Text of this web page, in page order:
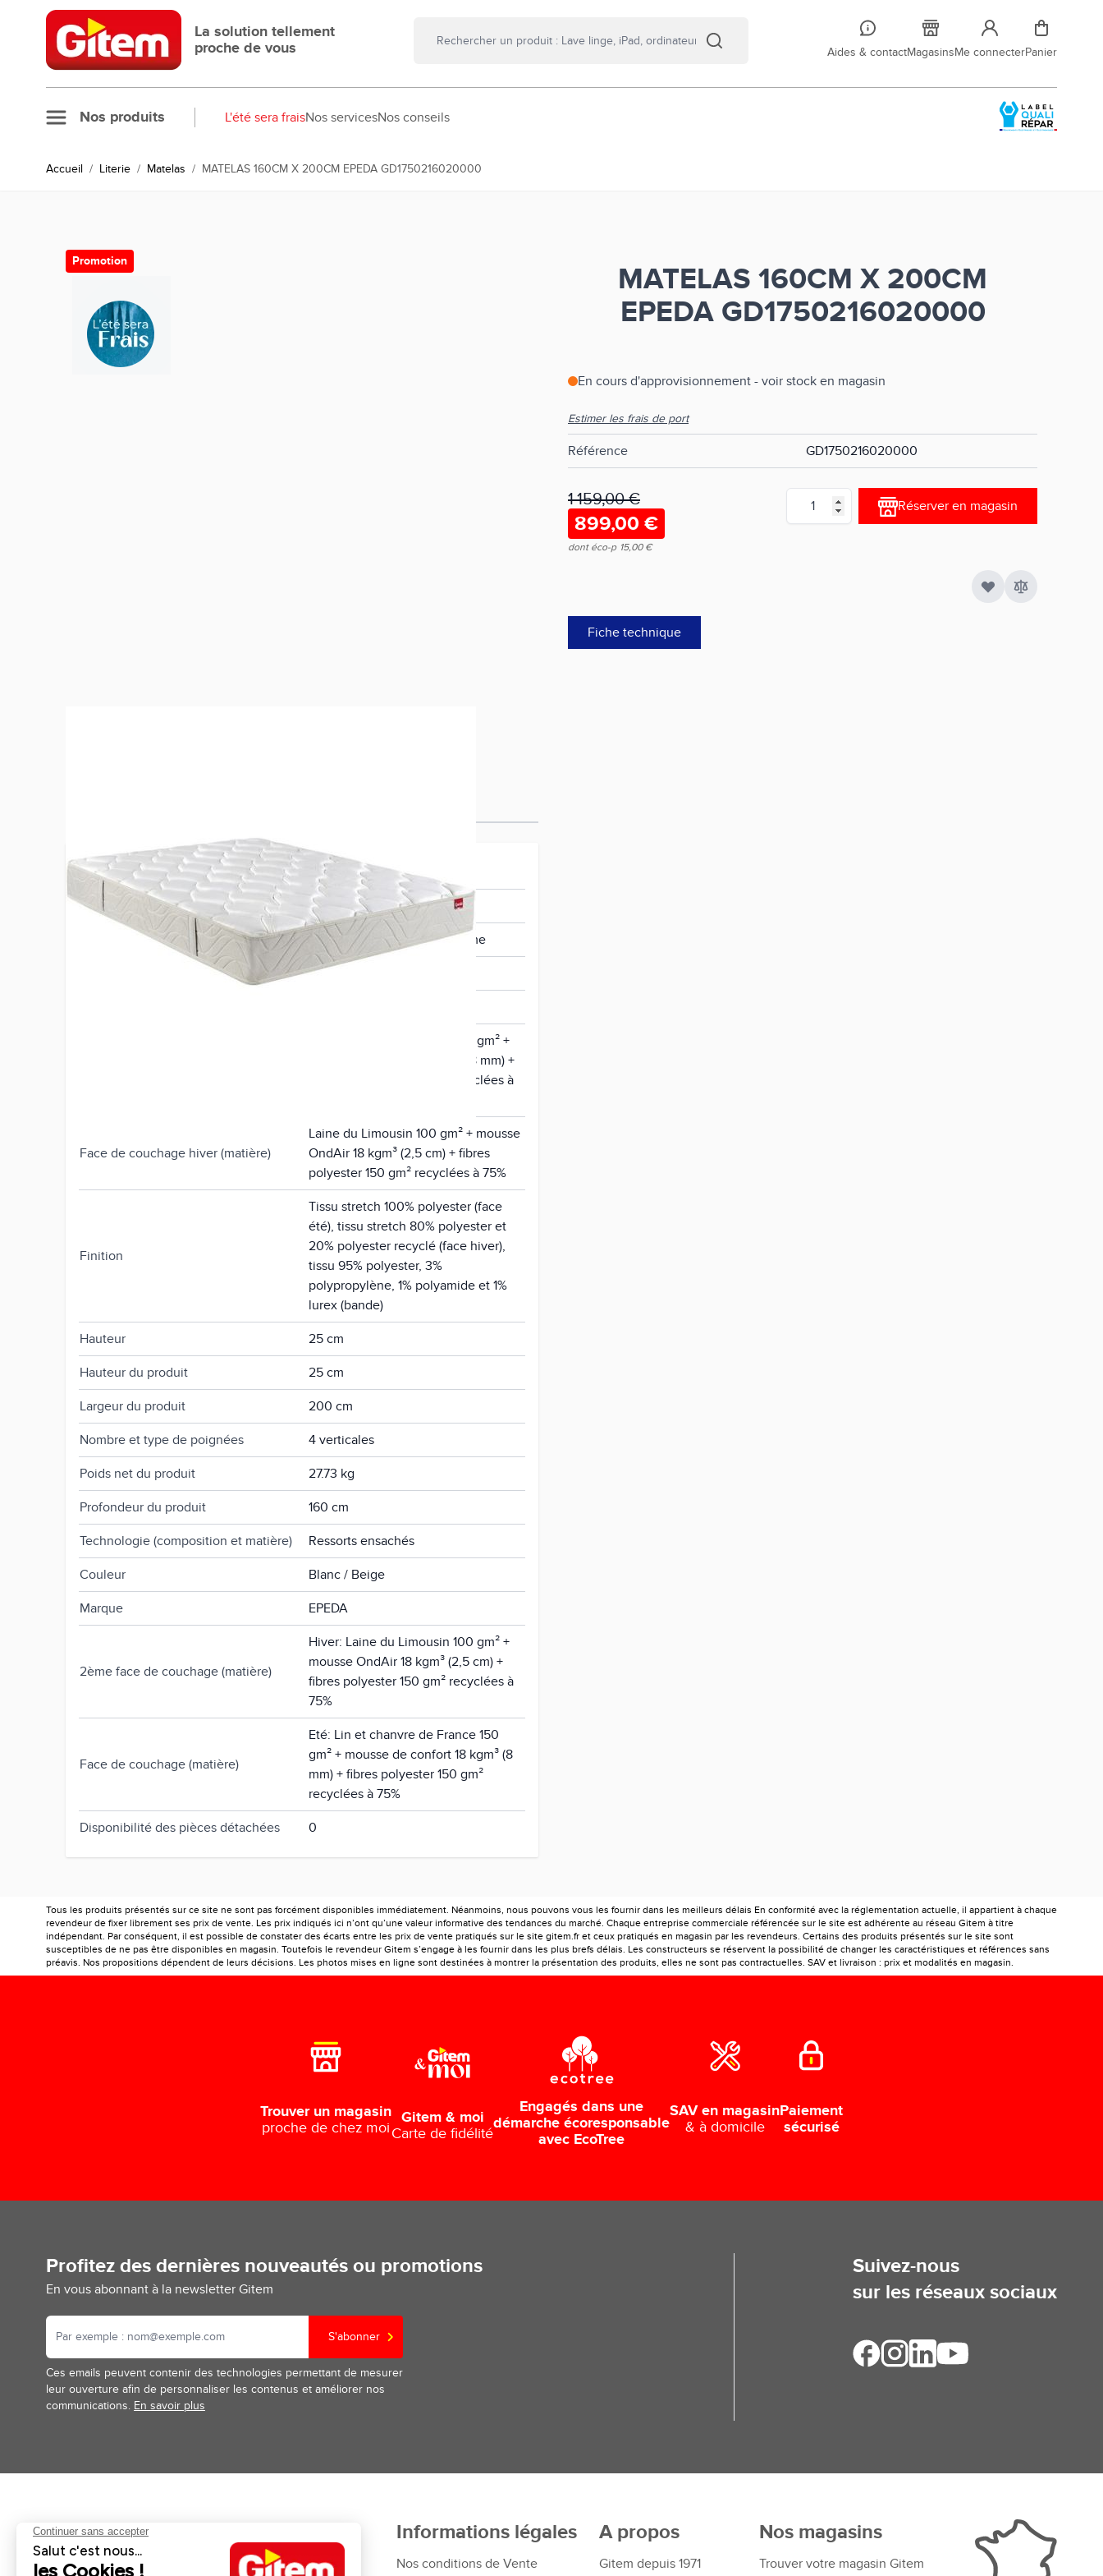
Allez au contenu
La solution tellement
proche de vous
Aides & contactMagasinsMe connecterPanier
Nos produits L'été sera fraisNos servicesNos conseils
Accueil / Literie / Matelas / MATELAS 160CM X 200CM EPEDA GD1750216020000
MATELAS 160CM X 200CM
EPEDA GD1750216020000
Promotion
En cours d'approvisionnement - voir stock en magasin
Estimer les frais de port
Référence GD1750216020000
1 159,00 €
899,00 €
dont éco-p 15,00 €
Quantité
Réserver en magasin
Fiche technique
Certification Oeko Tex Standard 100 Oui
Collection Origines atoll
Soutien ferme et accueil ferme
Dimensions du couchage 160 x 200 cm
Lin et chanvre de France 150 gm² +
mousse de confort 18 kgm³ (8 mm) +
fibres polyester 150 gm² recyclées à
Face de couchage hiver (matière)
Laine du Limousin 100 gm² + mousse
OndAir 18 kgm³ (2,5 cm) + fibres
polyester 150 gm² recyclées à 75%
Finition
Tissu stretch 100% polyester (face
été), tissu stretch 80% polyester et
20% polyester recyclé (face hiver),
tissu 95% polyester, 3%
polypropylène, 1% polyamide et 1%
lurex (bande)
Hauteur 25 cm
Hauteur du produit 25 cm
Largeur du produit 200 cm
Nombre et type de poignées 4 verticales
Poids net du produit 27.73 kg
Profondeur du produit 160 cm
Technologie (composition et matière) Ressorts ensachés
Couleur Blanc / Beige
Marque EPEDA
2ème face de couchage (matière)
Hiver: Laine du Limousin 100 gm² +
mousse OndAir 18 kgm³ (2,5 cm) +
fibres polyester 150 gm² recyclées à
75%
Face de couchage (matière)
Eté: Lin et chanvre de France 150
gm² + mousse de confort 18 kgm³ (8
mm) + fibres polyester 150 gm²
recyclées à 75%
Disponibilité des pièces détachées 0
Tous les produits présentés sur ce site ne sont pas forcément disponibles immédiatement. Néanmoins, nous pouvons vous les fournir dans les meilleurs délais En conformité avec la réglementation actuelle, il appartient à chaque
revendeur de fixer librement ses prix de vente. Les prix indiqués ici n’ont qu’une valeur informative des tendances du marché. Chaque entreprise commerciale référencée sur le site est adhérente au réseau Gitem à titre
indépendant. Par conséquent, il est possible de constater des écarts entre les prix de vente pratiqués sur le site gitem.fr et ceux pratiqués en magasin par les revendeurs. Certains des produits présentés sur le site sont
susceptibles de ne pas être disponibles en magasin. Toutefois le revendeur Gitem s’engage à les fournir dans les plus brefs délais. Les constructeurs se réservent la possibilité de changer les caractéristiques et références sans
préavis. Nos propositions dépendent de leurs décisions. Les photos mises en ligne sont destinées à montrer la présentation des produits, elles ne sont pas contractuelles. SAV et livraison : prix et modalités en magasin.
Trouver un magasin
proche de chez moi
Gitem & moi
Carte de fidélité
Engagés dans une
démarche écoresponsable
avec EcoTree
SAV en magasin
& à domicile
Paiement
sécurisé
Profitez des dernières nouveautés ou promotions
En vous abonnant à la newsletter Gitem
S'abonner
Ces emails peuvent contenir des technologies permettant de mesurer
leur ouverture afin de personnaliser les contenus et améliorer nos
communications. En savoir plus
Suivez-nous
sur les réseaux sociaux
Aides et informations
Retour et remboursement
Pose et services
Informations légales
Nos conditions de Vente
A propos
Gitem depuis 1971
Nos magasins
Trouver votre magasin Gitem